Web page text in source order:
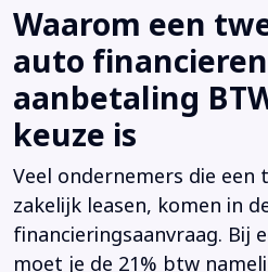
Waarom een
auto
aanbetaling
keuze is
Veel ondernemers die een
zakelijk leasen, komen in
financieringsaanvraag. Bij
moet je de 21% btw